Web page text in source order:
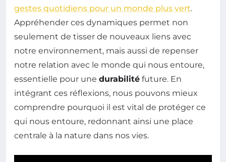
gestes quotidiens pour un monde plus vert.
Appréhender ces dynamiques permet non
seulement de tisser de nouveaux liens avec
notre environnement, mais aussi de repenser
notre relation avec le monde qui nous entoure,
essentielle pour une durabilité future. En
intégrant ces réflexions, nous pouvons mieux
comprendre pourquoi il est vital de protéger ce
qui nous entoure, redonnant ainsi une place
centrale à la nature dans nos vies.